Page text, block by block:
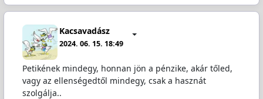
Kacsavadász
2024. 06. 15. 18:49
Petikének mindegy, honnan jön a pénzike, akár tőled,
vagy az ellenségedtől mindegy, csak a hasznát
szolgálja..